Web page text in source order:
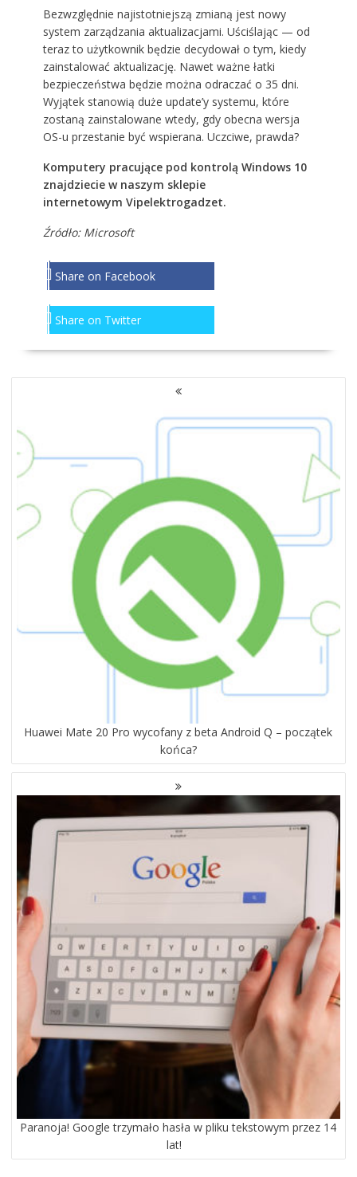
Bezwzględnie najistotniejszą zmianą jest nowy
system zarządzania aktualizacjami. Uściślając — od
teraz to użytkownik będzie decydował o tym, kiedy
zainstalować aktualizację. Nawet ważne łatki
bezpieczeństwa będzie można odraczać o 35 dni.
Wyjątek stanowią duże update’y systemu, które
zostaną zainstalowane wtedy, gdy obecna wersja
OS-u przestanie być wspierana. Uczciwe, prawda?
Komputery pracujące pod kontrolą Windows 10
znajdziecie w naszym sklepie
internetowym Vipelektrogadzet.
Źródło: Microsoft
Share on Facebook
Share on Twitter
NAWIGACJA
Huawei Mate 20 Pro wycofany z beta Android Q – początek
końca?
Paranoja! Google trzymało hasła w pliku tekstowym przez 14
lat!